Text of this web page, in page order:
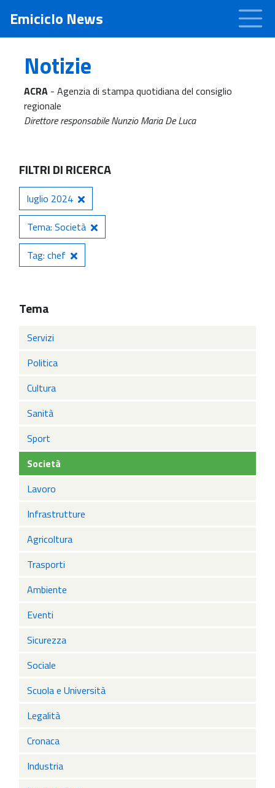
Emiciclo News
Notizie
ACRA - Agenzia di stampa quotidiana del consiglio
regionale
Direttore responsabile Nunzio Maria De Luca
FILTRI DI RICERCA
luglio 2024
Tema: Società
Tag: chef
Tema
Servizi
Politica
Cultura
Sanità
Sport
Società
Lavoro
Infrastrutture
Agricoltura
Trasporti
Ambiente
Eventi
Sicurezza
Sociale
Scuola e Università
Legalità
Cronaca
Industria